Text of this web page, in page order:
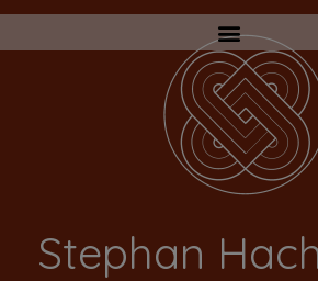
Stephan